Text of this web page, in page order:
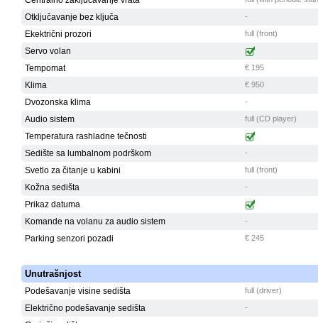
Otključavanje bez ključa -
Ekektrični prozori full (front)
Servo volan
Tempomat
€ 195
Klima € 950
Dvozonska klima -
Audio sistem full (CD player)
Temperatura rashladne tečnosti
Sedište sa lumbalnom podrškom
-
Svetlo za čitanje u kabini full (front)
Kožna sedišta -
Prikaz datuma
Komande na volanu za audio sistem
-
Parking senzori pozadi € 245
Unutrašnjost
Podešavanje visine sedišta full (driver)
Električno podešavanje sedišta -